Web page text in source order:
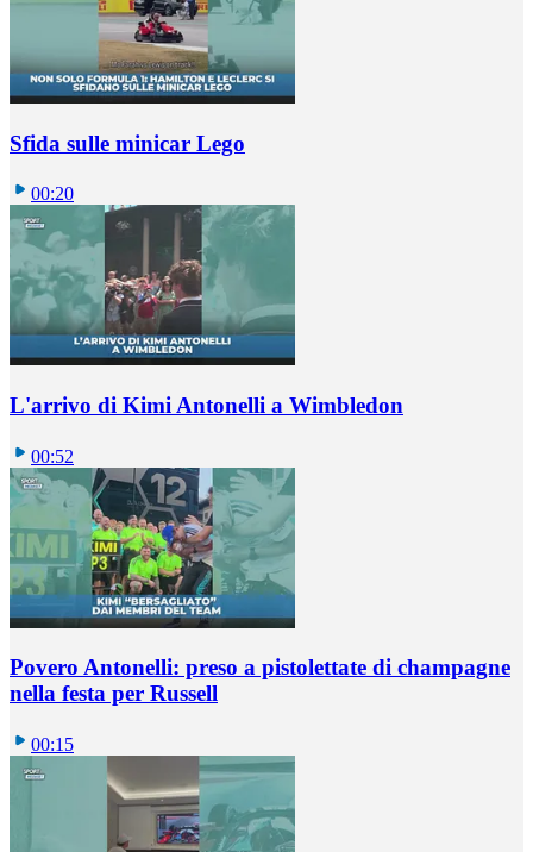
Sfida sulle minicar Lego
00:20
L'arrivo di Kimi Antonelli a Wimbledon
00:52
Povero Antonelli: preso a pistolettate di champagne
nella festa per Russell
00:15